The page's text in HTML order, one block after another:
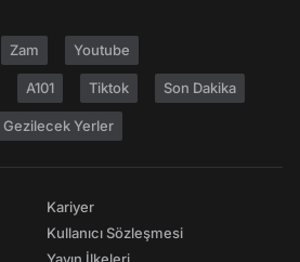
Zam Youtube
A101 Tiktok Son Dakika
Gezilecek Yerler
Kariyer
Kullanıcı Sözleşmesi